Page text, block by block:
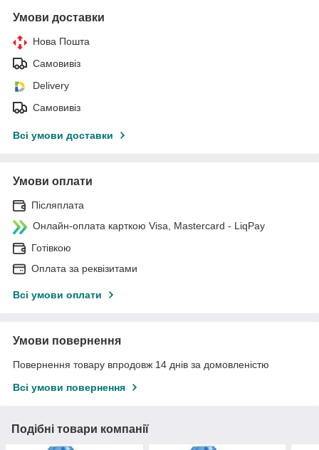
Умови доставки
Нова Пошта
Самовивіз
Delivery
Самовивіз
Всі умови доставки
Умови оплати
Післяплата
Онлайн-оплата карткою Visa, Mastercard - LiqPay
Готівкою
Оплата за реквізитами
Всі умови оплати
Умови повернення
Повернення товару впродовж 14 днів за домовленістю
Всі умови повернення
Подібні товари компанії